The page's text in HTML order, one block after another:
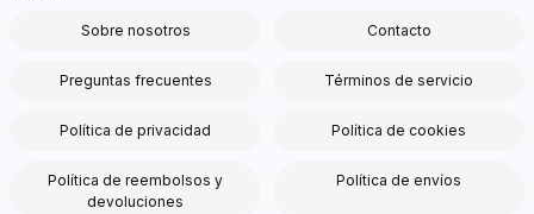
Sobre nosotros Contacto
Preguntas frecuentes Términos de servicio
Política de privacidad Política de cookies
Política de reembolsos y
devoluciones
Política de envíos